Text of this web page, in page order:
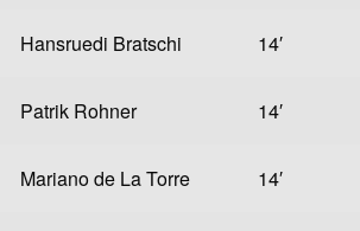
Hansruedi Bratschi 14′
Patrik Rohner 14′
Mariano de La Torre 14′